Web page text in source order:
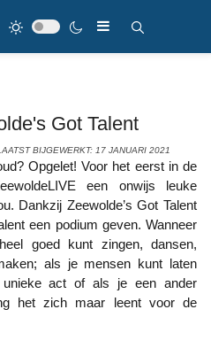
Got Talent
BIJGEWERKT: 17 JANUARI 2021
een onwijs leuke
Dankzij Zeewolde’s Got Talent
een podium geven. Wanneer
goed kunt zingen, dansen,
als je mensen kunt laten
act of als je een ander
het zich maar leent voor de